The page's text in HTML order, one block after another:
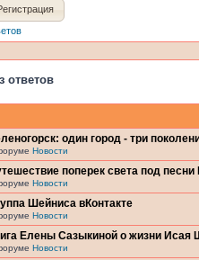
ответов
один город - три
Новости
поперек света под
Новости
Шейниса вКонтакте
Новости
Елены Сазыкиной о жизни Исая
Новости